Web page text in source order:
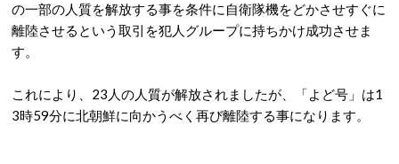
の一部の人質を解放する事を条件に自衛隊機をどかさせすぐに
離陸させるという取引を犯人グループに持ちかけ成功させま
す。
これにより、23人の人質が解放されましたが、「よど号」は1
3時59分に北朝鮮に向かうべく再び離陸する事になります。